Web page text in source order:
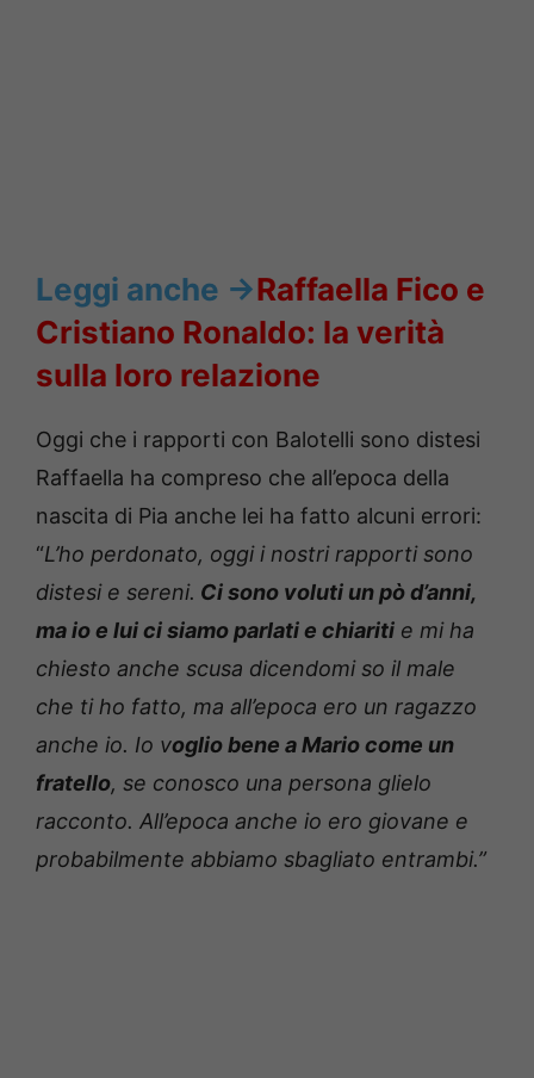
Leggi anche ->Raffaella Fico e
Cristiano Ronaldo: la verità
sulla loro relazione
Oggi che i rapporti con Balotelli sono distesi
Raffaella ha compreso che all’epoca della
nascita di Pia anche lei ha fatto alcuni errori:
“L’ho perdonato, oggi i nostri rapporti sono
distesi e sereni. Ci sono voluti un pò d’anni,
ma io e lui ci siamo parlati e chiariti e mi ha
chiesto anche scusa dicendomi so il male
che ti ho fatto, ma all’epoca ero un ragazzo
anche io. Io voglio bene a Mario come un
fratello, se conosco una persona glielo
racconto. All’epoca anche io ero giovane e
probabilmente abbiamo sbagliato entrambi.”